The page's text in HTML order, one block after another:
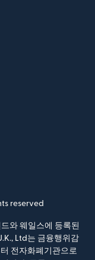
reserved
와 웨일스에 등록된
Ltd는 금융행위감
전자화폐기관으로